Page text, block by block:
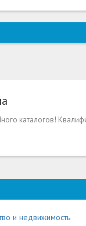
каталогов!
и недвижимость